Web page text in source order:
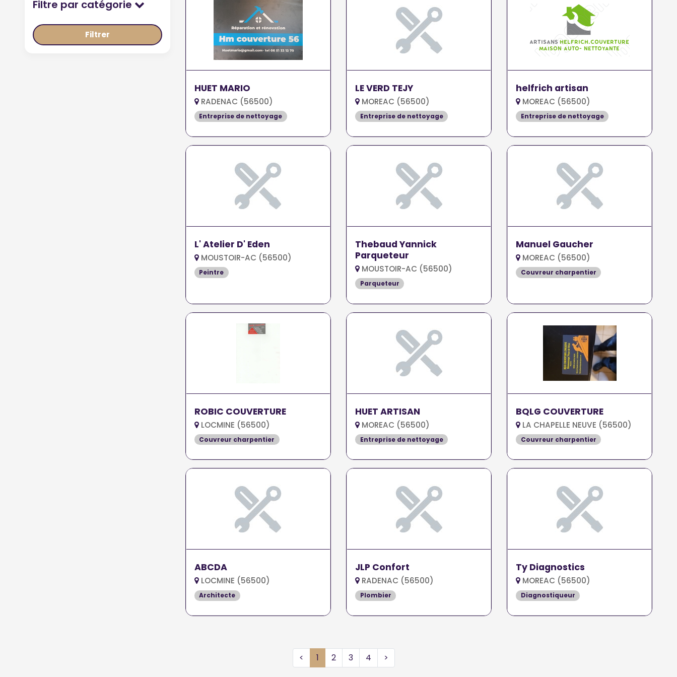
Filtre par catégorie
Filtrer
HUET MARIO
RADENAC (56500)
Entreprise de nettoyage
LE VERD TEJY
MOREAC (56500)
Entreprise de nettoyage
helfrich artisan
MOREAC (56500)
Entreprise de nettoyage
L' Atelier D' Eden
MOUSTOIR-AC (56500)
Peintre
Thebaud Yannick
Parqueteur
MOUSTOIR-AC (56500)
Parqueteur
Manuel Gaucher
MOREAC (56500)
Couvreur charpentier
ROBIC COUVERTURE
LOCMINE (56500)
Couvreur charpentier
HUET ARTISAN
MOREAC (56500)
Entreprise de nettoyage
BQLG COUVERTURE
LA CHAPELLE NEUVE (56500)
Couvreur charpentier
ABCDA
LOCMINE (56500)
Architecte
JLP Confort
RADENAC (56500)
Plombier
Ty Diagnostics
MOREAC (56500)
Diagnostiqueur
< 1 2 3 4 >